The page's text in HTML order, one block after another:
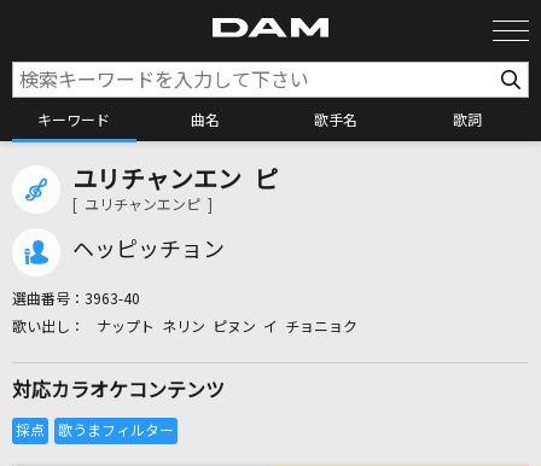
キーワード 曲名 歌手名 歌詞
カラオケ検索
ユリチャンエン ピ
[ ユリチャンエンピ ]
ヘッピッチョン
選曲番号： 3963-40
ナップト ネリン ピヌン イ チョニョク
対応カラオケコンテンツ